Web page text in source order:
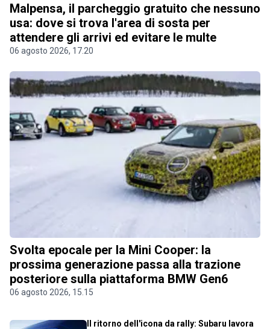
Malpensa, il parcheggio gratuito che nessuno
usa: dove si trova l'area di sosta per
attendere gli arrivi ed evitare le multe
06 agosto 2026, 17.20
Svolta epocale per la Mini Cooper: la
prossima generazione passa alla trazione
posteriore sulla piattaforma BMW Gen6
06 agosto 2026, 15.15
Il ritorno dell'icona da rally: Subaru lavora